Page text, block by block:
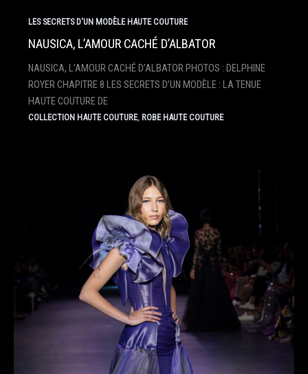
LES SECRETS D'UN MODÈLE HAUTE COUTURE
NAUSICA, L’AMOUR CACHÉ D’ALBATOR
NAUSICA, L’AMOUR CACHÉ D’ALBATOR PHOTOS : DELPHINE
ROYER CHAPITRE 8 LES SECRETS D’UN MODÈLE : LA TENUE
HAUTE COUTURE DE
COLLECTION HAUTE COUTURE, ROBE HAUTE COUTURE